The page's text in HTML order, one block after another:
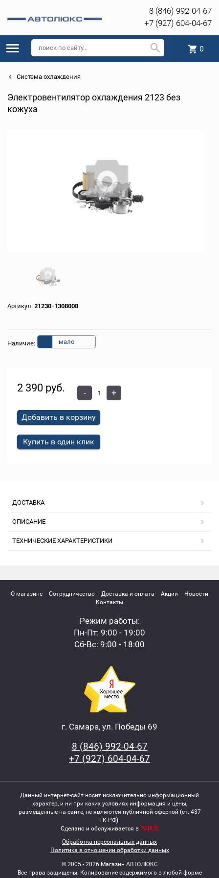
8 (846) 992-04-67
+7 (927) 604-04-67
0
Система охлаждения
Электровентилятор охлаждения 2123 без
кожуха
Артикул: 21230-1308008
Наличие: мало
2 390 руб. - +
Добавить в корзину
Купить в один клик
ДОСТАВКА
ОПИСАНИЕ
ТЕХНИЧЕСКИЕ ХАРАКТЕРИСТИКИ
О магазине Сотрудничество Доставка и оплата Акции
Новости
Контакты
Режим работы:
Пн-Пт: 9:00 - 19:00
Сб-Вс: 9:00 - 18:00
г. Самара, ул. Победы 69
8 (846) 992-04-67
+7 (927) 604-04-67
Данный интернет-сайт носит исключительно информационный
характер, и ни при каких условиях информация и цены,
размещенные на сайте, не являются публичной офертой (ст. 437
ГК РФ).
Сделано и обслуживается в PARUS
Обработка персональных данных
Политика в отношении обработки данных
© 2005 - 2026 Магазин АВТОЛЮКС
Все права защищены. Копирование содержимого в любой форме